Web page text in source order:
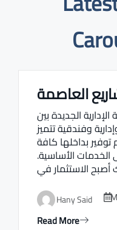
Real estate Estate ville
الجديدة بين
وفندقية تتميز
توفير بداخلها كافة
الخدمات الأساسية.
Hany Said
Read More